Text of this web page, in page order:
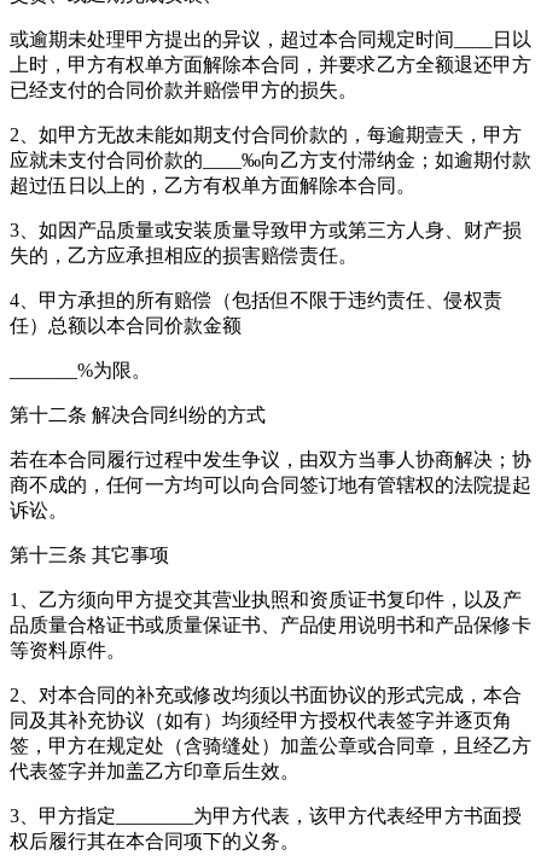
或逾期未处理甲方提出的异议，超过本合同规定时间____日以
上时，甲方有权单方面解除本合同，并要求乙方全额退还甲方
已经支付的合同价款并赔偿甲方的损失。
2、如甲方无故未能如期支付合同价款的，每逾期壹天，甲方
应就未支付合同价款的____‰向乙方支付滞纳金；如逾期付款
超过伍日以上的，乙方有权单方面解除本合同。
3、如因产品质量或安装质量导致甲方或第三方人身、财产损
失的，乙方应承担相应的损害赔偿责任。
4、甲方承担的所有赔偿（包括但不限于违约责任、侵权责
任）总额以本合同价款金额
_______%为限。
第十二条 解决合同纠纷的方式
若在本合同履行过程中发生争议，由双方当事人协商解决；协
商不成的，任何一方均可以向合同签订地有管辖权的法院提起
诉讼。
第十三条 其它事项
1、乙方须向甲方提交其营业执照和资质证书复印件，以及产
品质量合格证书或质量保证书、产品使用说明书和产品保修卡
等资料原件。
2、对本合同的补充或修改均须以书面协议的形式完成，本合
同及其补充协议（如有）均须经甲方授权代表签字并逐页角
签，甲方在规定处（含骑缝处）加盖公章或合同章，且经乙方
代表签字并加盖乙方印章后生效。
3、甲方指定________为甲方代表，该甲方代表经甲方书面授
权后履行其在本合同项下的义务。